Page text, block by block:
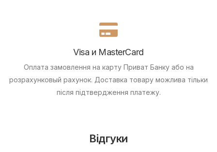
Visa и MasterCard
Оплата замовлення на карту Приват Банку або на
розрахунковый рахунок. Доставка товару можлива тільки
після підтвердження платежу.
Відгуки